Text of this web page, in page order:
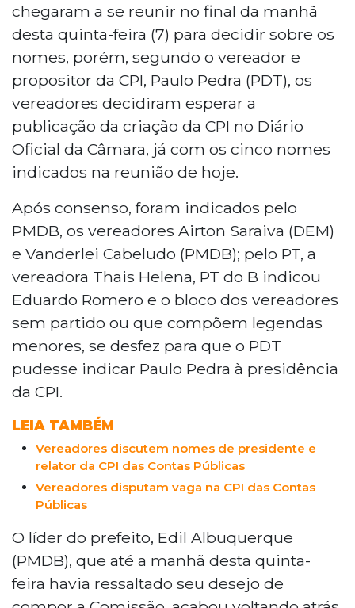
chegaram a se reunir no final da manhã
desta quinta-feira (7) para decidir sobre os
nomes, porém, segundo o vereador e
propositor da CPI, Paulo Pedra (PDT), os
vereadores decidiram esperar a
publicação da criação da CPI no Diário
Oficial da Câmara, já com os cinco nomes
indicados na reunião de hoje.
Após consenso, foram indicados pelo
PMDB, os vereadores Airton Saraiva (DEM)
e Vanderlei Cabeludo (PMDB); pelo PT, a
vereadora Thais Helena, PT do B indicou
Eduardo Romero e o bloco dos vereadores
sem partido ou que compõem legendas
menores, se desfez para que o PDT
pudesse indicar Paulo Pedra à presidência
da CPI.
LEIA TAMBÉM
Vereadores discutem nomes de presidente e
relator da CPI das Contas Públicas
Vereadores disputam vaga na CPI das Contas
Públicas
O líder do prefeito, Edil Albuquerque
(PMDB), que até a manhã desta quinta-
feira havia ressaltado seu desejo de